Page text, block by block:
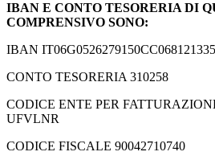
IBAN E CONTO TESORERIA DI
COMPRENSIVO SONO:
IBAN
CONTO TESORERIA 310258
CODICE ENTE PER
UFVLNR
CODICE FISCALE 90042710740